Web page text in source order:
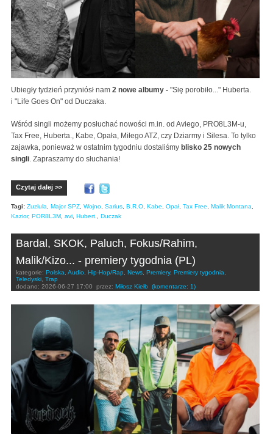
Ubiegły tydzień przyniósł nam 2 nowe albumy - "Się porobiło..." Huberta.
i "Life Goes On" od Duczaka.
Wśród singli możemy posłuchać nowości m.in. od Aviego, PRO8L3M-u,
Tax Free, Huberta., Kabe, Opała, Miłego ATZ, czy Dziarmy i Silesa. To tylko
zajawka, ponieważ w ostatnim tygodniu dostaliśmy blisko 25 nowych
singli . Zapraszamy do słuchania!
Czytaj dalej >>
Tagi: Zuziula Major SPZ Wojno Sarius B.R.O Kabe Opał, Tax Free Malik Montana
Kazior, POR8L3M avi Hubert. Duczak
Bardal, SKOK, Paluch, Fokus/Rahim,
Malik/Kizo... - premiery tygodnia (PL)
kategorie: Polska Audio Hip-Hop/Rap News Premiery, Premiery tygodnia
Teledyski Trap
dodano: 2026-06-27 17:00 przez: Miłosz Kiełb (komentarze: 1)